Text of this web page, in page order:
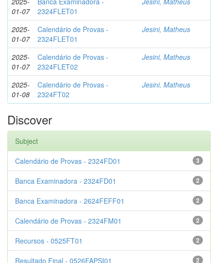
01-07
2324FLET01
2025-
01-07
Calendário de Provas -
2324FLET01
Jesini, Matheus
2025-
01-07
Calendário de Provas -
2324FLET02
Jesini, Matheus
2025-
01-08
Calendário de Provas -
2324FT02
Jesini, Matheus
Discover
Subject
3
Calendário de Provas - 2324FD01
2
Banca Examinadora - 2324FD01
2
Banca Examinadora - 2624FEFF01
2
Calendário de Provas - 2324FM01
2
Recursos - 0525FT01
2
Resultado Final - 0526FAPSI01